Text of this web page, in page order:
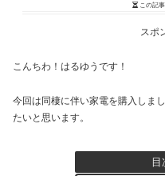
この記事
スポ
こんちわ！はるゆうです！
今回は同棲に伴い家電を購入しま
たいと思います。
目